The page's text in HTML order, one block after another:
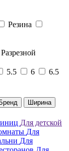
Резина
Разрезной
5.5 6
6.5
Бренд
Ширина
Для детской
Для
Для